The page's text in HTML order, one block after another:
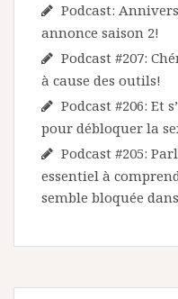
Podcast:
annonce saison 2!
Podcast #207:
à cause des outils!
Podcast #206: Et
pour débloquer la
Podcast #205:
essentiel à
semble bloquée